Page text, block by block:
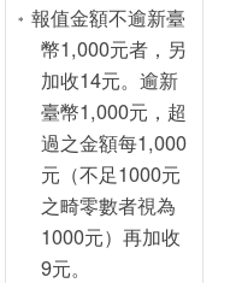
*報值金額不逾新臺
幣1,000元者，另
加收14元。逾新
臺幣1,000元，超
過之金額每1,000
元（不足1000元
之畸零數者視為
1000元）再加收
9元。